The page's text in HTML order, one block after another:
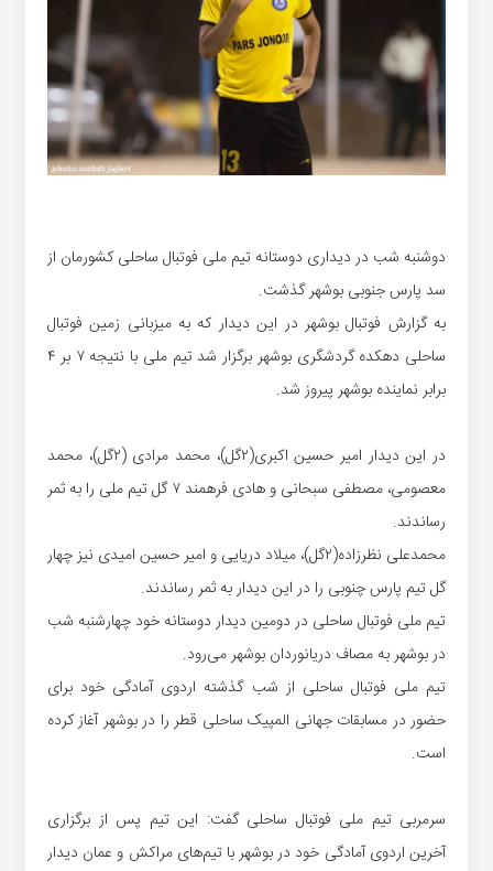
دوشنبه شب در دیداری دوستانه تیم ملی فوتبال ساحلی کشورمان از
سد پارس جنوبی بوشهر گذشت.
به گزارش فوتبال بوشهر در این دیدار که به میزبانی زمین فوتبال
ساحلی دهکده گردشگری بوشهر برگزار شد تیم ملی با نتیجه ۷ بر ۴
برابر نماینده بوشهر پیروز شد.
در این دیدار امیر حسین اکبری(۲گل)، محمد مرادی (۲گل)، محمد
معصومی، مصطفی سبحانی و هادی فرهمند ۷ گل تیم ملی را به ثمر
رساندند.
محمدعلی نظرزاده(۲گل)، میلاد دریایی و امیر حسین امیدی نیز چهار
گل تیم پارس چنوبی را در این دیدار به ثمر رساندند.
تیم ملی فوتبال ساحلی در دومین دیدار دوستانه خود چهارشنبه شب
در بوشهر به مصاف دریانوردان بوشهر می‌رود.
تیم ملی فوتبال ساحلی از شب گذشته اردوی آمادگی خود برای
حضور در مسابقات جهانی المپیک ساحلی قطر را در بوشهر آغاز کرده
است.
سرمربی تیم ملی فوتبال ساحلی گفت: این تیم پس از برگزاری
آخرین اردوی آمادگی خود در بوشهر با تیم‌های مراکش و عمان دیدار